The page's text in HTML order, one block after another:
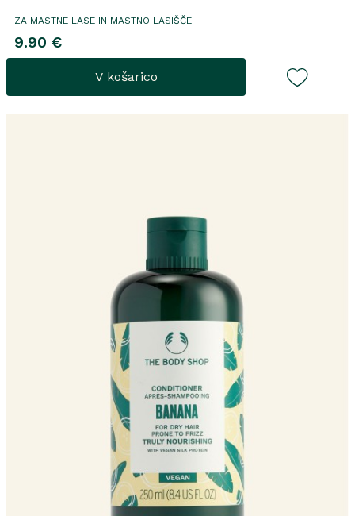
ZA MASTNE LASE IN MASTNO LASIŠČE
9.90 €
V košarico